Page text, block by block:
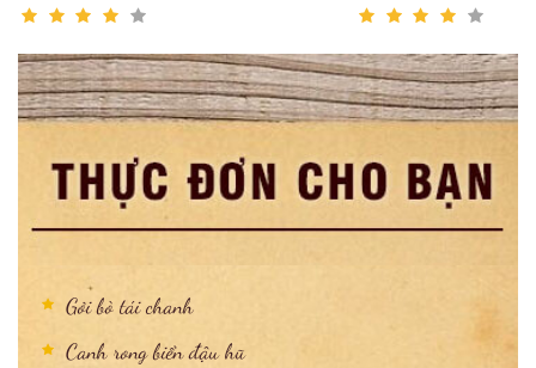
Gỏi bò tái chanh
Canh rong biển đậu hũ